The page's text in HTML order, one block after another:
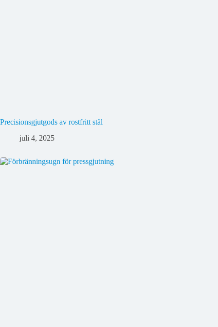
Precisionsgjutgods av rostfritt stål
juli 4, 2025